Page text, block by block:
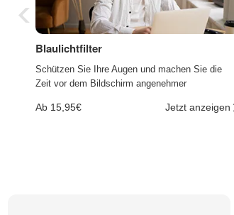
Blaulichtfilter
Schützen Sie Ihre Augen und machen Sie die
Zeit vor dem Bildschirm angenehmer
Ab 15,95€ Jetzt anzeigen